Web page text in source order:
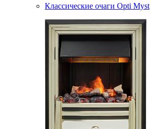
Классические очаги Opti Myst